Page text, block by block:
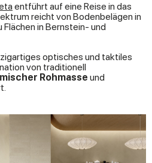
entführt auf eine Reise in das
reicht von Bodenbelägen in
in Bernstein- und
optisches und taktiles
von traditionell
Rohmasse und